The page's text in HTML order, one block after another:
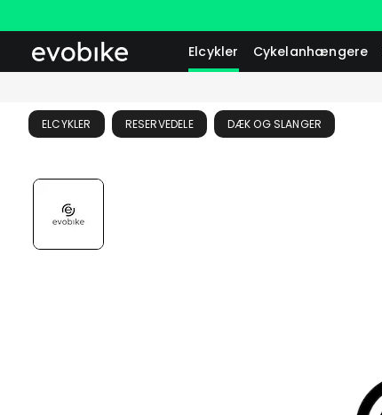
Elcykler Cykelanhængere
ELCYKLER RESERVEDELE DÆK OG SLANGER